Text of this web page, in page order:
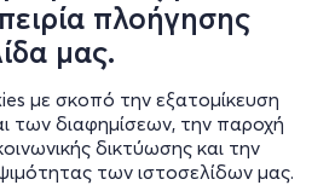
πλοήγησης
μας.
με σκοπό την εξατομίκευση
των διαφημίσεων, την παροχή
δικτύωσης και την
των ιστοσελίδων μας.